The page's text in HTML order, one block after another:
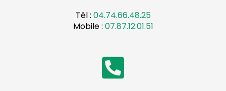
Tél : 04.74.66.48.25
Mobile : 07.87.12.01.51